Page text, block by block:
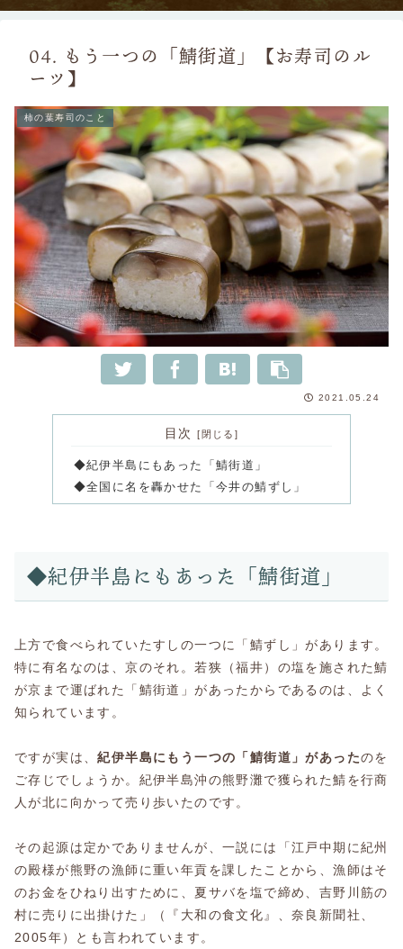
04. もう一つの「鯖街道」【お寿司のル
ーツ】
柿の葉寿司のこと
2021.05.24
目次
◆紀伊半島にもあった「鯖街道」
◆全国に名を轟かせた「今井の鯖ずし」
◆紀伊半島にもあった「鯖街道」
上方で食べられていたすしの一つに「鯖ずし」があります。
特に有名なのは、京のそれ。若狭（福井）の塩を施された鯖
が京まで運ばれた「鯖街道」があったからであるのは、よく
知られています。
ですが実は、紀伊半島にもう一つの「鯖街道」があったのを
ご存じでしょうか。紀伊半島沖の熊野灘で獲られた鯖を行商
人が北に向かって売り歩いたのです。
その起源は定かでありませんが、一説には「江戸中期に紀州
の殿様が熊野の漁師に重い年貢を課したことから、漁師はそ
のお金をひねり出すために、夏サバを塩で締め、吉野川筋の
村に売りに出掛けた」（『大和の食文化』、奈良新聞社、
2005年）とも言われています。